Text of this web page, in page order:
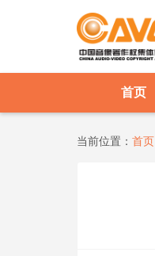
首页
当前位置： 首页